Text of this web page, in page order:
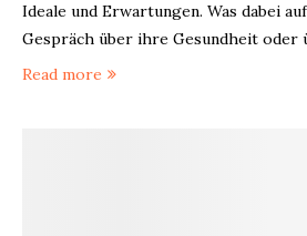
Ideale und Erwartungen. Was dabei
Gespräch über ihre Gesundheit oder
Read more